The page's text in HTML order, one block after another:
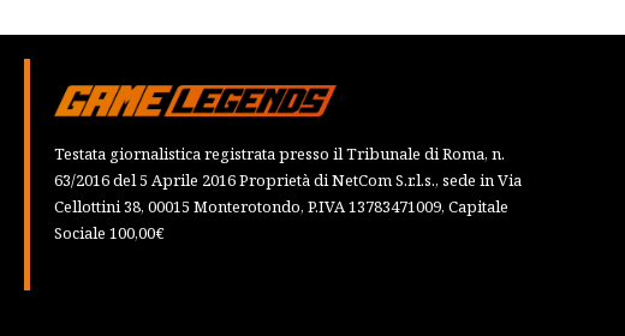
Testata giornalistica registrata presso il Tribunale di Roma, n.
63/2016 del 5 Aprile 2016 Proprietà di NetCom S.r.l.s., sede in Via
Cellottini 38, 00015 Monterotondo, P.IVA 13783471009, Capitale
Sociale 100,00€